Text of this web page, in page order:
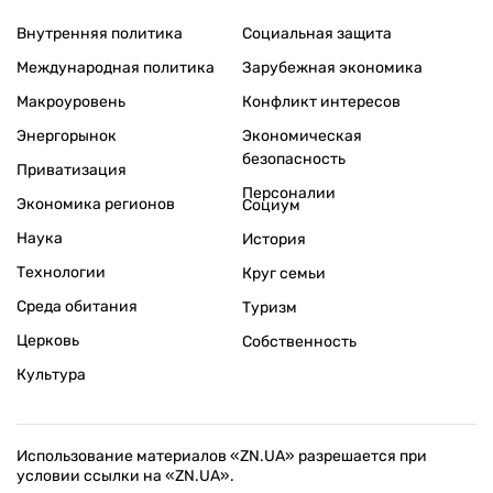
Внутренняя политика
Международная политика
Макроуровень
Энергорынок
Приватизация
Экономика регионов
Социальная защита
Зарубежная экономика
Конфликт интересов
Экономическая
безопасность
Персоналии
Наука
Технологии
Среда обитания
Церковь
Культура
Социум
История
Круг семьи
Туризм
Собственность
Использование материалов «ZN.UA» разрешается при
условии ссылки на «ZN.UA».